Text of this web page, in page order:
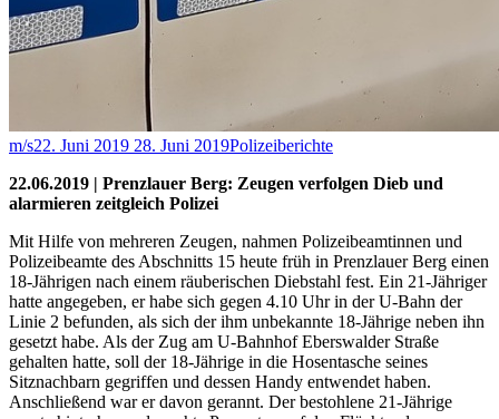
m/s22. Juni 2019 28. Juni 2019Polizeiberichte
22.06.2019 | Prenzlauer Berg: Zeugen verfolgen Dieb und
alarmieren zeitgleich Polizei
Mit Hilfe von mehreren Zeugen, nahmen Polizeibeamtinnen und
Polizeibeamte des Abschnitts 15 heute früh in Prenzlauer Berg einen
18-Jährigen nach einem räuberischen Diebstahl fest. Ein 21-Jähriger
hatte angegeben, er habe sich gegen 4.10 Uhr in der U-Bahn der
Linie 2 befunden, als sich der ihm unbekannte 18-Jährige neben ihn
gesetzt habe. Als der Zug am U-Bahnhof Eberswalder Straße
gehalten hatte, soll der 18-Jährige in die Hosentasche seines
Sitznachbarn gegriffen und dessen Handy entwendet haben.
Anschließend war er davon gerannt. Der bestohlene 21-Jährige